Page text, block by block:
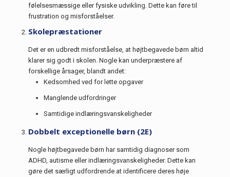
følelsesmæssige eller fysiske udvikling. Dette kan føre til
frustration og misforståelser.
Skolepræstationer
Det er en udbredt misforståelse, at højtbegavede børn altid
klarer sig godt i skolen. Nogle kan underpræstere af
forskellige årsager, blandt andet:
Kedsomhed ved for lette opgaver
Manglende udfordringer
Samtidige indlæringsvanskeligheder
Dobbelt exceptionelle børn (2E)
Nogle højtbegavede børn har samtidig diagnoser som
ADHD, autisme eller indlæringsvanskeligheder. Dette kan
gøre det særligt udfordrende at identificere deres høje